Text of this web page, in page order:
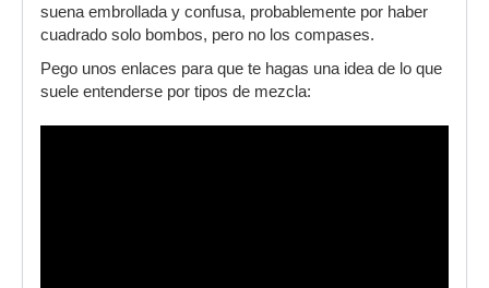
suena embrollada y confusa, probablemente por haber
cuadrado solo bombos, pero no los compases.
Pego unos enlaces para que te hagas una idea de lo que
suele entenderse por tipos de mezcla: